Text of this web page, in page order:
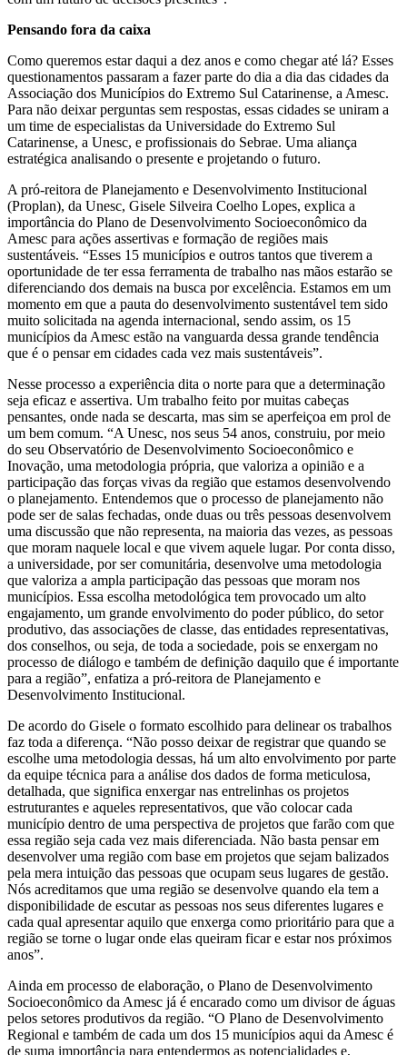
Pensando fora da caixa
Como queremos estar daqui a dez anos e como chegar até lá? Esses
questionamentos passaram a fazer parte do dia a dia das cidades da
Associação dos Municípios do Extremo Sul Catarinense, a Amesc.
Para não deixar perguntas sem respostas, essas cidades se uniram a
um time de especialistas da Universidade do Extremo Sul
Catarinense, a Unesc, e profissionais do Sebrae. Uma aliança
estratégica analisando o presente e projetando o futuro.
A pró-reitora de Planejamento e Desenvolvimento Institucional
(Proplan), da Unesc, Gisele Silveira Coelho Lopes, explica a
importância do Plano de Desenvolvimento Socioeconômico da
Amesc para ações assertivas e formação de regiões mais
sustentáveis. “Esses 15 municípios e outros tantos que tiverem a
oportunidade de ter essa ferramenta de trabalho nas mãos estarão se
diferenciando dos demais na busca por excelência. Estamos em um
momento em que a pauta do desenvolvimento sustentável tem sido
muito solicitada na agenda internacional, sendo assim, os 15
municípios da Amesc estão na vanguarda dessa grande tendência
que é o pensar em cidades cada vez mais sustentáveis”.
Nesse processo a experiência dita o norte para que a determinação
seja eficaz e assertiva. Um trabalho feito por muitas cabeças
pensantes, onde nada se descarta, mas sim se aperfeiçoa em prol de
um bem comum. “A Unesc, nos seus 54 anos, construiu, por meio
do seu Observatório de Desenvolvimento Socioeconômico e
Inovação, uma metodologia própria, que valoriza a opinião e a
participação das forças vivas da região que estamos desenvolvendo
o planejamento. Entendemos que o processo de planejamento não
pode ser de salas fechadas, onde duas ou três pessoas desenvolvem
uma discussão que não representa, na maioria das vezes, as pessoas
que moram naquele local e que vivem aquele lugar. Por conta disso,
a universidade, por ser comunitária, desenvolve uma metodologia
que valoriza a ampla participação das pessoas que moram nos
municípios. Essa escolha metodológica tem provocado um alto
engajamento, um grande envolvimento do poder público, do setor
produtivo, das associações de classe, das entidades representativas,
dos conselhos, ou seja, de toda a sociedade, pois se enxergam no
processo de diálogo e também de definição daquilo que é importante
para a região”, enfatiza a pró-reitora de Planejamento e
Desenvolvimento Institucional.
De acordo do Gisele o formato escolhido para delinear os trabalhos
faz toda a diferença. “Não posso deixar de registrar que quando se
escolhe uma metodologia dessas, há um alto envolvimento por parte
da equipe técnica para a análise dos dados de forma meticulosa,
detalhada, que significa enxergar nas entrelinhas os projetos
estruturantes e aqueles representativos, que vão colocar cada
município dentro de uma perspectiva de projetos que farão com que
essa região seja cada vez mais diferenciada. Não basta pensar em
desenvolver uma região com base em projetos que sejam balizados
pela mera intuição das pessoas que ocupam seus lugares de gestão.
Nós acreditamos que uma região se desenvolve quando ela tem a
disponibilidade de escutar as pessoas nos seus diferentes lugares e
cada qual apresentar aquilo que enxerga como prioritário para que a
região se torne o lugar onde elas queiram ficar e estar nos próximos
anos”.
Ainda em processo de elaboração, o Plano de Desenvolvimento
Socioeconômico da Amesc já é encarado como um divisor de águas
pelos setores produtivos da região. “O Plano de Desenvolvimento
Regional e também de cada um dos 15 municípios aqui da Amesc é
de suma importância para entendermos as potencialidades e,